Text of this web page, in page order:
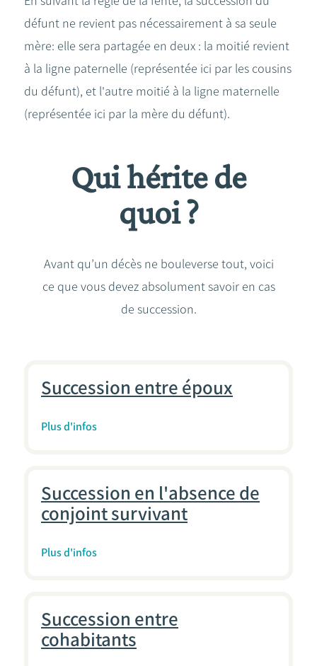
défunt ne revient pas nécessairement à sa seule
mère: elle sera partagée en deux : la moitié revient
à la ligne paternelle (représentée ici par les cousins
du défunt), et l'autre moitié à la ligne maternelle
(représentée ici par la mère du défunt).
Qui hérite de
quoi ?
Avant qu’un décès ne bouleverse tout, voici
ce que vous devez absolument savoir en cas
de succession.
Succession entre époux
Plus d'infos
Succession en l'absence de
conjoint survivant
Plus d'infos
Succession entre
cohabitants